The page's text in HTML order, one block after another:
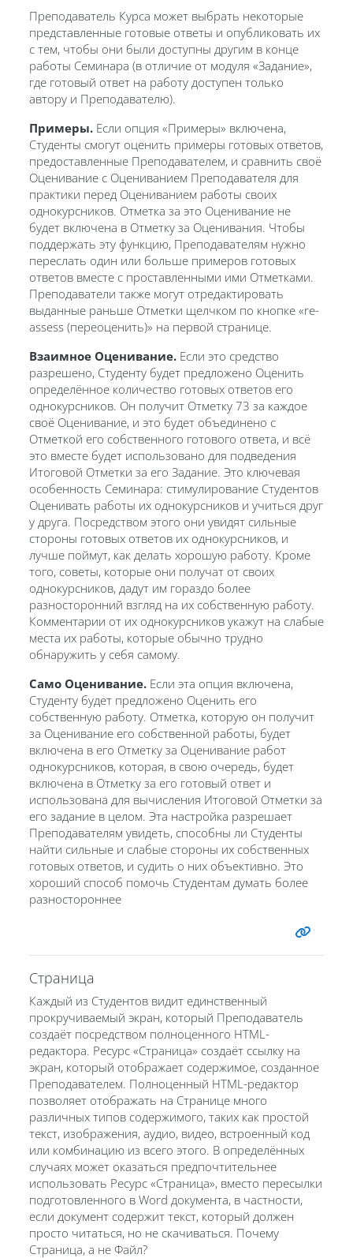
Преподаватель Курса может выбрать некоторые
представленные готовые ответы и опубликовать их
с тем, чтобы они были доступны другим в конце
работы Семинара (в отличие от модуля «Задание»,
где готовый ответ на работу доступен только
автору и Преподавателю).
Примеры. Если опция «Примеры» включена,
Студенты смогут оценить примеры готовых ответов,
предоставленные Преподавателем, и сравнить своё
Оценивание с Оцениванием Преподавателя для
практики перед Оцениванием работы своих
однокурсников. Отметка за это Оценивание не
будет включена в Отметку за Оценивания. Чтобы
поддержать эту функцию, Преподавателям нужно
переслать один или больше примеров готовых
ответов вместе с проставленными ими Отметками.
Преподаватели также могут отредактировать
выданные раньше Отметки щелчком по кнопке «re-
assess (переоценить)» на первой странице.
Взаимное Оценивание. Если это средство
разрешено, Студенту будет предложено Оценить
определённое количество готовых ответов его
однокурсников. Он получит Отметку 73 за каждое
своё Оценивание, и это будет объединено с
Отметкой его собственного готового ответа, и всё
это вместе будет использовано для подведения
Итоговой Отметки за его Задание. Это ключевая
особенность Семинара: стимулирование Студентов
Оценивать работы их однокурсников и учиться друг
у друга. Посредством этого они увидят сильные
стороны готовых ответов их однокурсников, и
лучше поймут, как делать хорошую работу. Кроме
того, советы, которые они получат от своих
однокурсников, дадут им гораздо более
разносторонний взгляд на их собственную работу.
Комментарии от их однокурсников укажут на слабые
места их работы, которые обычно трудно
обнаружить у себя самому.
Само Оценивание. Если эта опция включена,
Студенту будет предложено Оценить его
собственную работу. Отметка, которую он получит
за Оценивание его собственной работы, будет
включена в его Отметку за Оценивание работ
однокурсников, которая, в свою очередь, будет
включена в Отметку за его готовый ответ и
использована для вычисления Итоговой Отметки за
его задание в целом. Эта настройка разрешает
Преподавателям увидеть, способны ли Студенты
найти сильные и слабые стороны их собственных
готовых ответов, и судить о них объективно. Это
хороший способ помочь Студентам думать более
разностороннее
Страница
Каждый из Студентов видит единственный
прокручиваемый экран, который Преподаватель
создаёт посредством полноценного HTML-
редактора. Ресурс «Страница» создаёт ссылку на
экран, который отображает содержимое, созданное
Преподавателем. Полноценный HTML-редактор
позволяет отображать на Странице много
различных типов содержимого, таких как простой
текст, изображения, аудио, видео, встроенный код
или комбинацию из всего этого. В определённых
случаях может оказаться предпочтительнее
использовать Ресурс «Страница», вместо пересылки
подготовленного в Word документа, в частности,
если документ содержит текст, который должен
просто читаться, но не скачиваться. Почему
Страница, а не Файл?